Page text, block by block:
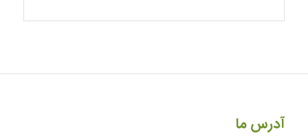
آدرس ما